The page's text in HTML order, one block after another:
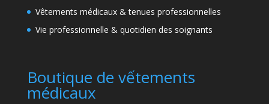
Vêtements médicaux & tenues professionnelles
Vie professionnelle & quotidien des soignants
Boutique de vếtements
médicaux